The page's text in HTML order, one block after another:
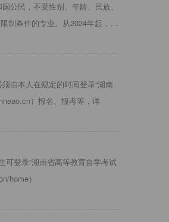
公民，不受性别、年龄、民族、
制条件的专业。从2024年起，我
由本人在规定的时间登录“湖南
）报名、报考等，详
可登录“湖南省高等教育自学考试
home）